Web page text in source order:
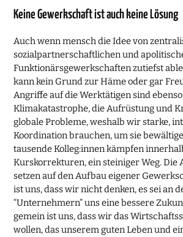
Keine Gewerkschaft ist auch keine Lösung
Auch wenn mensch die Idee von
sozialpartnerschaftlichen und
Funktionärsgewerkschaften zutiefst
kann kein Grund zur Häme oder gar
Angriffe auf die Werktätigen sind
Klimakatastrophe, die Aufrüstung und
globale Probleme, weshalb wir starke,
Koordination brauchen, um sie
tausende Kolleg:innen kämpfen
Kurskorrekturen, ein steiniger Weg. Die
setzen auf den Aufbau eigener
ist uns, dass wir nicht denken, es sei an
“Unternehmern” uns eine bessere
gemein ist uns, dass wir das
wollen, das unserem guten Leben und